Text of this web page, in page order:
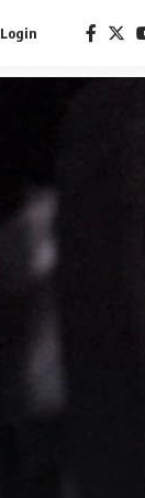
Login